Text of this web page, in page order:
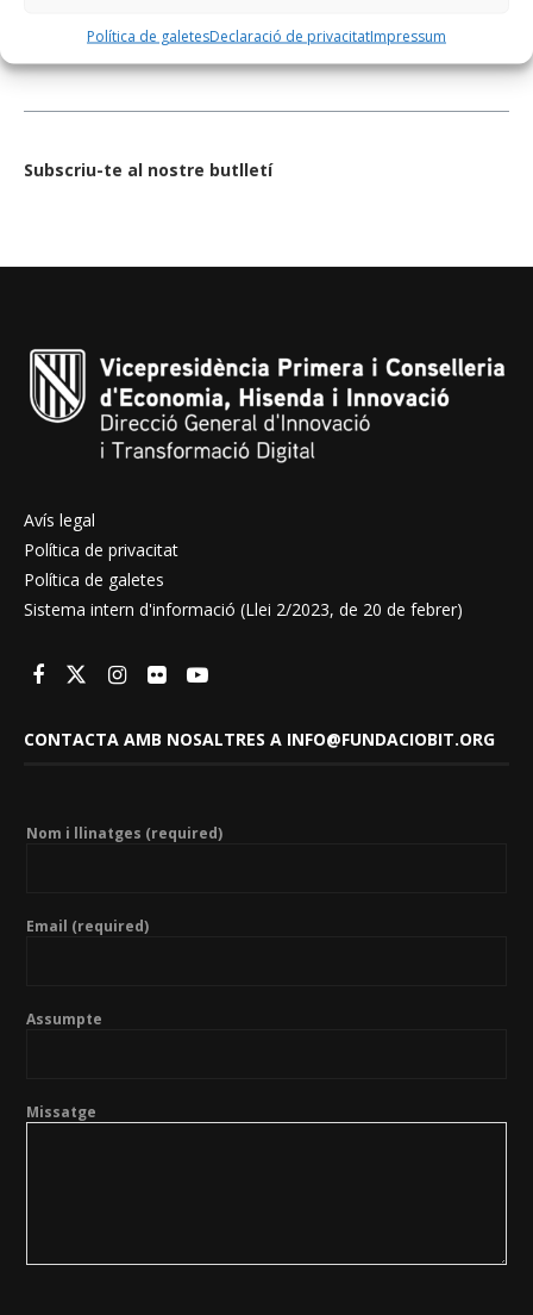
Política de galetesDeclaració de privacitatImpressum
Subscriu-te al nostre butlletí
Avís legal
Política de privacitat
Política de galetes
Sistema intern d'informació (Llei 2/2023, de 20 de febrer)
CONTACTA AMB NOSALTRES A INFO@FUNDACIOBIT.ORG
Nom i llinatges (required)
Email (required)
Assumpte
Missatge